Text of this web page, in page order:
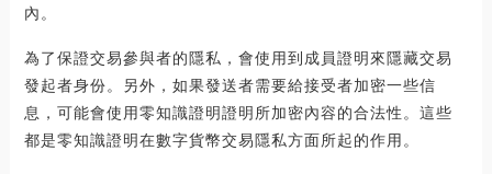
內。
為了保證交易參與者的隱私，會使用到成員證明來隱藏交易
發起者身份。另外，如果發送者需要給接受者加密一些信
息，可能會使用零知識證明證明所加密內容的合法性。這些
都是零知識證明在數字貨幣交易隱私方面所起的作用。